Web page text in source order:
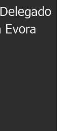
Evora